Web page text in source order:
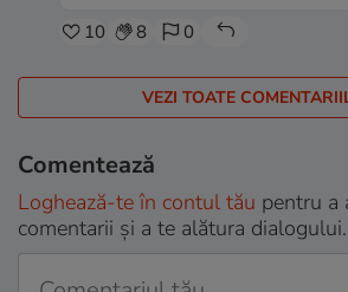
10 8 0
VEZI TOATE
Comentează
Loghează-te în contul tău pentru a
comentarii și a te alătura dialogului.